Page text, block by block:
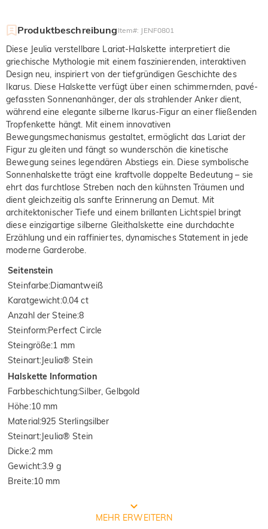
Produktbeschreibung Item#: JENF0801
Diese Jeulia verstellbare Lariat-Halskette interpretiert die
griechische Mythologie mit einem faszinierenden, interaktiven
Design neu, inspiriert von der tiefgründigen Geschichte des
Ikarus. Diese Halskette verfügt über einen schimmernden, pavé-
gefassten Sonnenanhänger, der als strahlender Anker dient,
während eine elegante silberne Ikarus-Figur an einer fließenden
Tropfenkette hängt. Mit einem innovativen
Bewegungsmechanismus gestaltet, ermöglicht das Lariat der
Figur zu gleiten und fängt so wunderschön die kinetische
Bewegung seines legendären Abstiegs ein. Diese symbolische
Sonnenhalskette trägt eine kraftvolle doppelte Bedeutung – sie
ehrt das furchtlose Streben nach den kühnsten Träumen und
dient gleichzeitig als sanfte Erinnerung an Demut. Mit
architektonischer Tiefe und einem brillanten Lichtspiel bringt
diese einzigartige silberne Gleithalskette eine durchdachte
Erzählung und ein raffiniertes, dynamisches Statement in jede
moderne Garderobe.
Seitenstein
Steinfarbe:Diamantweiß
Karatgewicht:0.04 ct
Anzahl der Steine:8
Steinform:Perfect Circle
Steingröße:1 mm
Steinart:Jeulia® Stein
Halskette Information
Farbbeschichtung:Silber, Gelbgold
Höhe:10 mm
Material:925 Sterlingsilber
Steinart:Jeulia® Stein
Dicke:2 mm
Gewicht:3.9 g
Breite:10 mm
Von der internationalen Institution
MEHR ERWEITERN